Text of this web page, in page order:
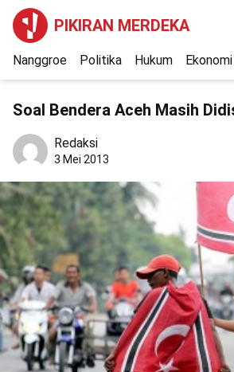
PIKIRAN MERDEKA
Nanggroe Politika Hukum Ekonomi
Soal Bendera Aceh Masih
Redaksi
3 Mei 2013